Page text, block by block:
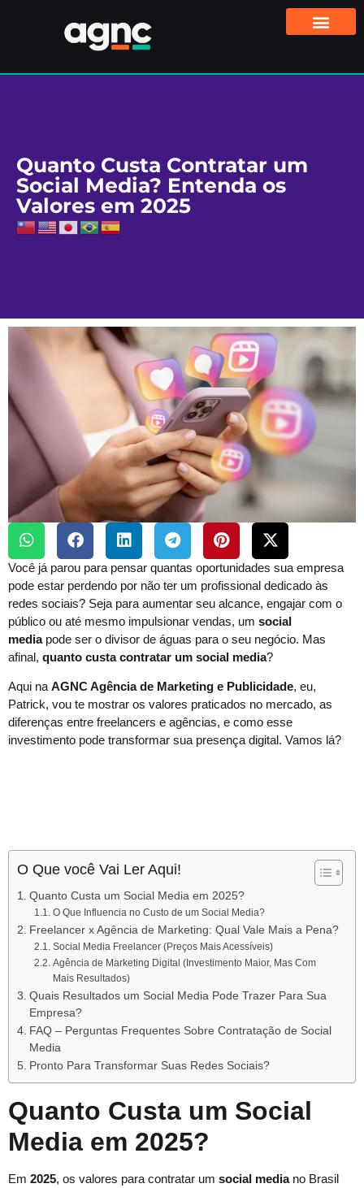
Quanto Custa Contratar um
Social Media? Entenda os
Valores em 2025
Você já parou para pensar quantas oportunidades sua empresa
pode estar perdendo por não ter um profissional dedicado às
redes sociais? Seja para aumentar seu alcance, engajar com o
público ou até mesmo impulsionar vendas, um social
mediapode ser o divisor de águas para o seu negócio. Mas
afinal, quanto custa contratar um social media?
Aqui na AGNC Agência de Marketing e Publicidade, eu,
Patrick, vou te mostrar os valores praticados no mercado, as
diferenças entre freelancers e agências, e como esse
investimento pode transformar sua presença digital. Vamos lá?
O Que você Vai Ler Aqui!
Quanto Custa um Social Media em 2025?
O Que Influencia no Custo de um Social Media?
Freelancer x Agência de Marketing: Qual Vale Mais a Pena?
Social Media Freelancer (Preços Mais Acessíveis)
Agência de Marketing Digital (Investimento Maior, Mas Com
Mais Resultados)
Quais Resultados um Social Media Pode Trazer Para Sua
Empresa?
FAQ – Perguntas Frequentes Sobre Contratação de Social
Media
Pronto Para Transformar Suas Redes Sociais?
Quanto Custa um Social
Media em 2025?
Em 2025, os valores para contratar um social mediano Brasil